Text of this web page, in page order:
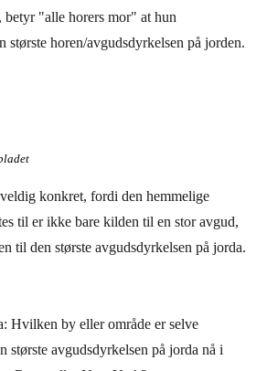
betyr "alle horers mor" at hun
største horen/avgudsdyrkelsen på jorden.
konkret, fordi den hemmelige
til er ikke bare kilden til en stor avgud,
til den største avgudsdyrkelsen på jorda.
Hvilken by eller område er selve
største avgudsdyrkelsen på jorda nå i